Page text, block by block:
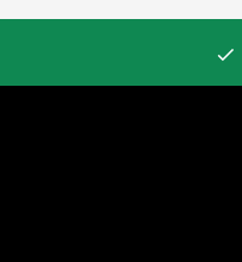
check